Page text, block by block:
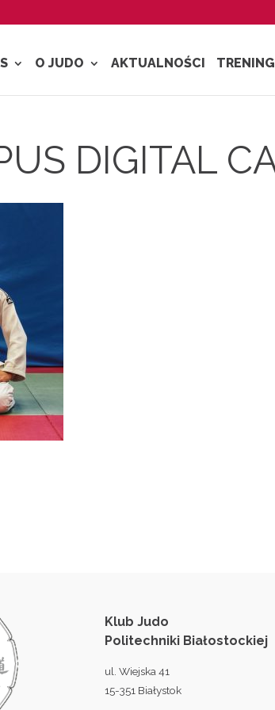
O JUDO AKTUALNOŚCI TRENINGI
DIGITAL
Klub Judo
Politechniki Białostockiej
ul. Wiejska 41
15-351 Białystok